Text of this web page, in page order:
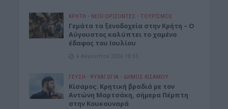
ΚΡΗΤΗ • ΝΕΟΙ ΟΡΙΖΟΝΤΕΣ • ΤΟΥΡΙΣΜΟΣ
Γεμάτα τα ξενοδοχεία στην Κρήτη – Ο
Αύγουστος καλύπτει το χαμένο
έδαφος του Ιουλίου
6 Αυγούστου 2026 18:55
ΓΕΎΣΗ - ΨΥΧΑΓΩΓΊΑ • ΔΉΜΟΣ ΚΙΣΆΜΟΥ
Kίσαμος: Κρητική βραδιά με τον
Αντώνη Μαρτσάκη, σήμερα Πέμπτη
στην Κουκουναρά